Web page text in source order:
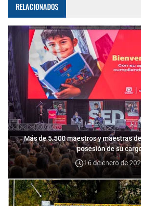
RELACIONADOS
Más de 5.500 maestros y maestras
posesión de su
16 de enero de